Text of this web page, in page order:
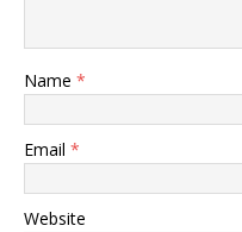
Name *
Email *
Website